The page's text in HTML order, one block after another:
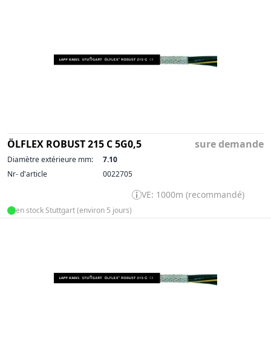
ÖLFLEX ROBUST 215 C 5G0,5 sure demande
Diamètre extérieure mm:
7.10
Nr- d'article
0022705
VE: 1000m (recommandé)
en stock Stuttgart (environ 5 jours)